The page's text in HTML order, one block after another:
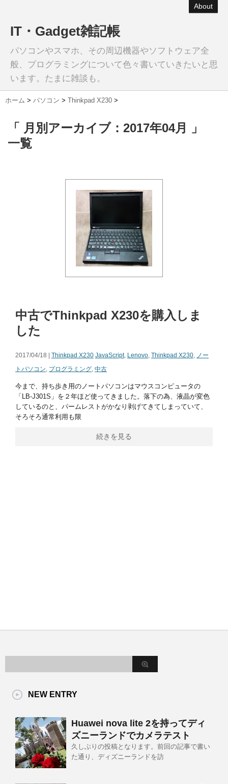
About
IT・Gadget雑記帳
パソコンやスマホ、その周辺機器やソフトウェア全
般、プログラミングについて色々書いていきたいと思
います。たまに雑談も。
ホーム > パソコン > Thinkpad X230 >
「 月別アーカイブ：2017年04月 」
一覧
中古でThinkpad X230を購入しま
した
2017/04/18 | Thinkpad X230 JavaScript, Lenovo, Thinkpad X230, ノー
トパソコン, プログラミング, 中古
今まで、持ち歩き用のノートパソコンはマウスコンピュータの
「LB-J301S」を２年ほど使ってきました。落下の為、液晶が変色
しているのと、パームレストがかなり剥げてきてしまっていて、
そろそろ通常利用も限
続きを見る
NEW ENTRY
Huawei nova lite 2を持ってディ
ズニーランドでカメラテスト
久しぶりの投稿となります。前回の記事で書い
た通り、ディズニーランドを訪